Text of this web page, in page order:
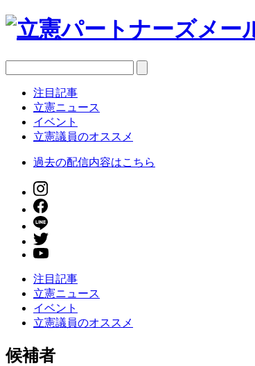
注目記事
立憲ニュース
イベント
立憲議員のオススメ
過去の配信内容はこちら
注目記事
立憲ニュース
イベント
立憲議員のオススメ
候補者